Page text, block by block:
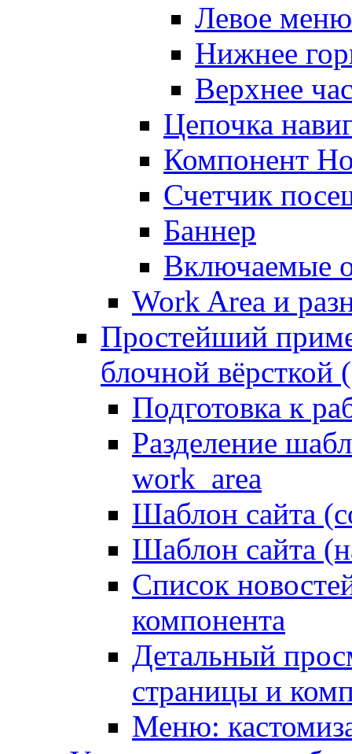
Левое меню
Нижнее
Верхнее
Цепочка
Компонент
Счетчик
Баннер
Включаемые
Work Area и
Простейший
блочной вёрсткой
Подготовка к
Разделение
work_area
Шаблон сайта
Шаблон сайта
Список
компонента
Детальный
страницы и
Меню: